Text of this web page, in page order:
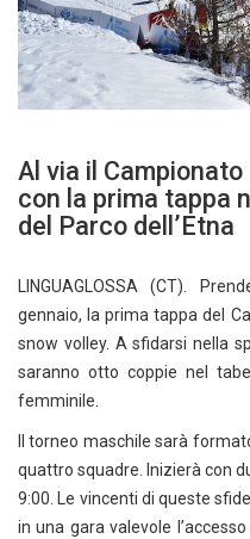
Al via il
con la prima tappa
del Parco dell’Etna
LINGUAGLOSSA (CT).
gennaio, la prima tappa del
snow volley. A sfidarsi nella
saranno otto coppie nel
femminile.
Il torneo maschile sarà
quattro squadre. Inizierà con
9:00. Le vincenti di queste
in una gara valevole